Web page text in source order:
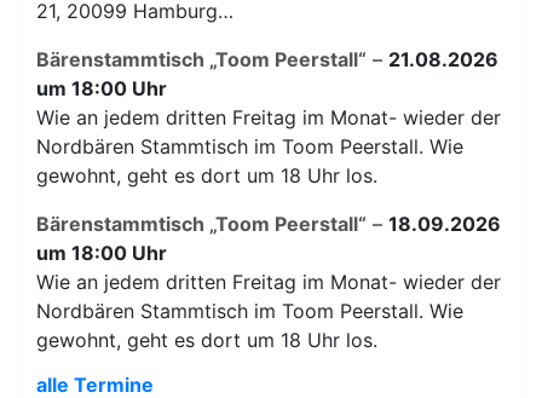
21, 20099 Hamburg…
Bärenstammtisch „Toom Peerstall“ – 21.08.2026
um 18:00 Uhr
Wie an jedem dritten Freitag im Monat- wieder der
Nordbären Stammtisch im Toom Peerstall. Wie
gewohnt, geht es dort um 18 Uhr los.
Bärenstammtisch „Toom Peerstall“ – 18.09.2026
um 18:00 Uhr
Wie an jedem dritten Freitag im Monat- wieder der
Nordbären Stammtisch im Toom Peerstall. Wie
gewohnt, geht es dort um 18 Uhr los.
alle Termine